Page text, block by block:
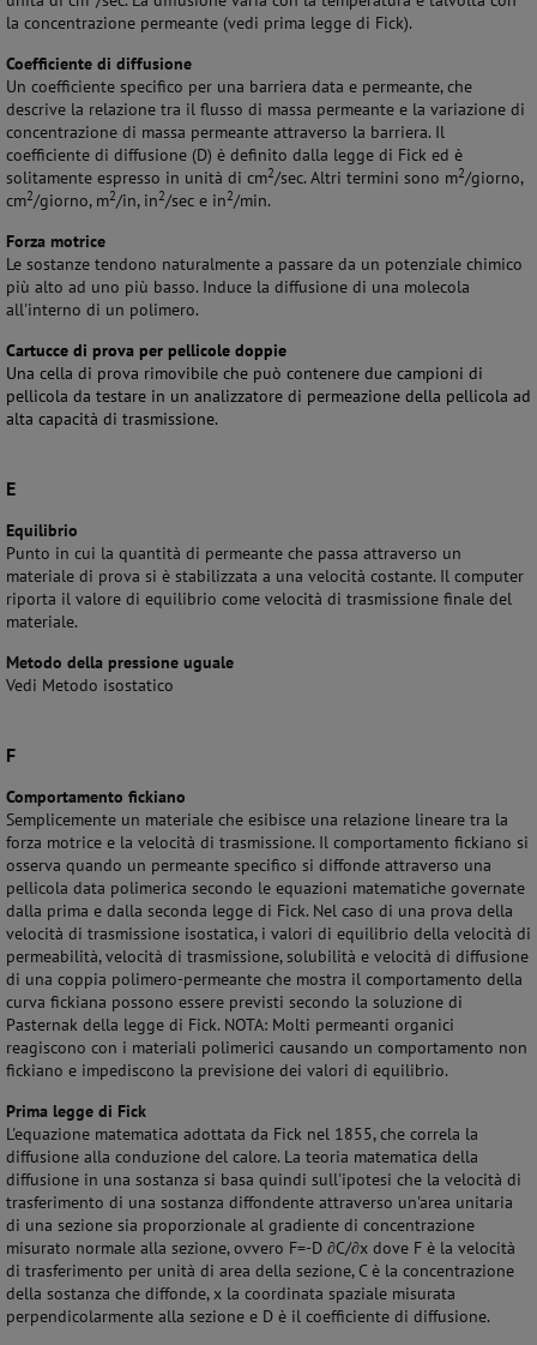
la concentrazione permeante (vedi prima legge di Fick).
Coefficiente di diffusione
Un coefficiente specifico per una barriera data e permeante, che
descrive la relazione tra il flusso di massa permeante e la variazione di
concentrazione di massa permeante attraverso la barriera. Il
coefficiente di diffusione (D) è definito dalla legge di Fick ed è
solitamente espresso in unità di cm2/sec. Altri termini sono m2/giorno,
cm2/giorno, m2/in, in2/sec e in2/min.
Forza motrice
Le sostanze tendono naturalmente a passare da un potenziale chimico
più alto ad uno più basso. Induce la diffusione di una molecola
all'interno di un polimero.
Cartucce di prova per pellicole doppie
Una cella di prova rimovibile che può contenere due campioni di
pellicola da testare in un analizzatore di permeazione della pellicola ad
alta capacità di trasmissione.
E
Equilibrio
Punto in cui la quantità di permeante che passa attraverso un
materiale di prova si è stabilizzata a una velocità costante. Il computer
riporta il valore di equilibrio come velocità di trasmissione finale del
materiale.
Metodo della pressione uguale
Vedi Metodo isostatico
F
Comportamento fickiano
Semplicemente un materiale che esibisce una relazione lineare tra la
forza motrice e la velocità di trasmissione. Il comportamento fickiano si
osserva quando un permeante specifico si diffonde attraverso una
pellicola data polimerica secondo le equazioni matematiche governate
dalla prima e dalla seconda legge di Fick. Nel caso di una prova della
velocità di trasmissione isostatica, i valori di equilibrio della velocità di
permeabilità, velocità di trasmissione, solubilità e velocità di diffusione
di una coppia polimero-permeante che mostra il comportamento della
curva fickiana possono essere previsti secondo la soluzione di
Pasternak della legge di Fick. NOTA: Molti permeanti organici
reagiscono con i materiali polimerici causando un comportamento non
fickiano e impediscono la previsione dei valori di equilibrio.
Prima legge di Fick
L'equazione matematica adottata da Fick nel 1855, che correla la
diffusione alla conduzione del calore. La teoria matematica della
diffusione in una sostanza si basa quindi sull'ipotesi che la velocità di
trasferimento di una sostanza diffondente attraverso un'area unitaria
di una sezione sia proporzionale al gradiente di concentrazione
misurato normale alla sezione, ovvero F=-D ∂C/∂x dove F è la velocità
di trasferimento per unità di area della sezione, C è la concentrazione
della sostanza che diffonde, x la coordinata spaziale misurata
perpendicolarmente alla sezione e D è il coefficiente di diffusione.